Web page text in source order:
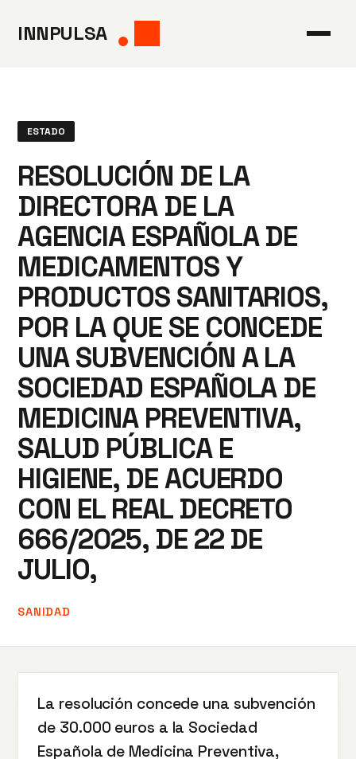
INNPULSA
ESTADO
RESOLUCIÓN DE LA
DIRECTORA DE LA
AGENCIA ESPAÑOLA DE
MEDICAMENTOS Y
PRODUCTOS SANITARIOS,
POR LA QUE SE CONCEDE
UNA SUBVENCIÓN A LA
SOCIEDAD ESPAÑOLA DE
MEDICINA PREVENTIVA,
SALUD PÚBLICA E
HIGIENE, DE ACUERDO
CON EL REAL DECRETO
666/2025, DE 22 DE
JULIO,
SANIDAD
La resolución concede una subvención
de 30.000 euros a la Sociedad
Española de Medicina Preventiva,